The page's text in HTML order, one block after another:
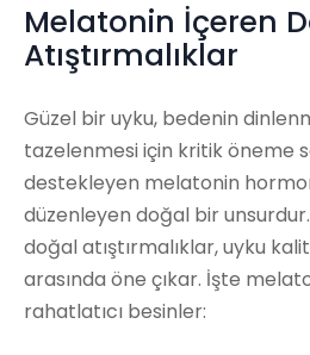
Melatonin İçeren
Atıştırmalıklar
Güzel bir uyku, bedenin
tazelenmesi için kritik öneme
destekleyen melatonin
düzenleyen doğal bir
doğal atıştırmalıklar, uyku
arasında öne çıkar. İşte
rahatlatıcı besinler: